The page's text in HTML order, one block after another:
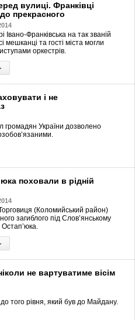
вулиці. Франківці
прекрасного
Івано-Франківська на так званій
мешканці та гості міста могли
оркестрів.
і не
громадян України дозволено
поховали в рідній
(Коломийський район)
загиблого під Слов’янському
не вартуватиме вісім
того рівня, який був до Майдану.